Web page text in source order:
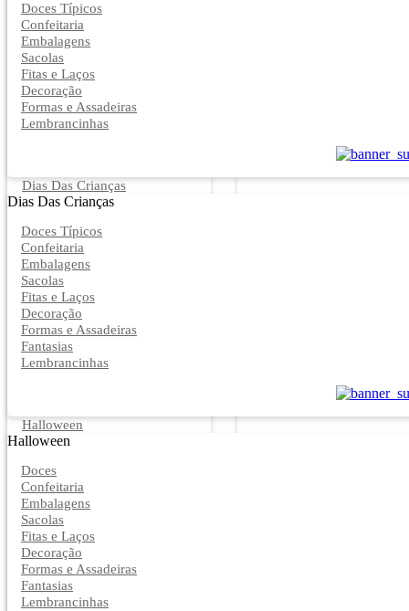
Doces Típicos
Confeitaria
Embalagens
Sacolas
Fitas e Laços
Decoração
Formas e Assadeiras
Lembrancinhas
Dias Das Crianças
Dias Das Crianças
Doces Típicos
Confeitaria
Embalagens
Sacolas
Fitas e Laços
Decoração
Formas e Assadeiras
Fantasias
Lembrancinhas
Halloween
Halloween
Doces
Confeitaria
Embalagens
Sacolas
Fitas e Laços
Decoração
Formas e Assadeiras
Fantasias
Lembrancinhas